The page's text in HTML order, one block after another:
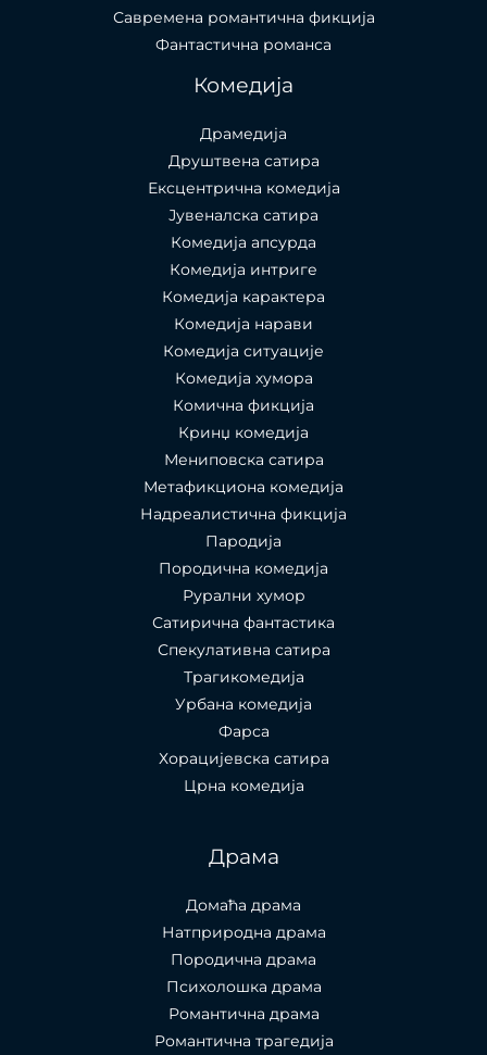
Савремена романтична фикција
Фантастична романса
Комедија
Драмедија
Друштвена сатира
Ексцентрична комедија
Јувеналска сатира
Комедија апсурда
Комедија интриге
Комедија карактера
Комедија нарави
Комедија ситуације
Комедија хумора
Комична фикција
Кринџ комедија
Мениповска сатира
Метафикциона комедија
Надреалистична фикција
Пародија
Породична комедија
Рурални хумор
Сатирична фантастика
Спекулативна сатира
Трагикомедија
Урбана комедија
Фарса
Хорацијевска сатира
Црна комедија
Драма
Домаћа драма
Натприродна драма
Породична драма
Психолошка драма
Романтична драма
Романтична трагедија